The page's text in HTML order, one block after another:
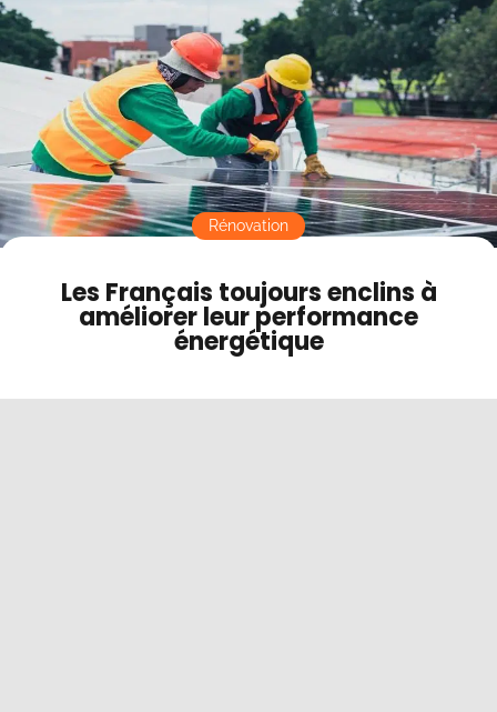
Contact
Mode sombre
Les Français toujours enclins à
améliorer leur performance
énergétique
Rénovation